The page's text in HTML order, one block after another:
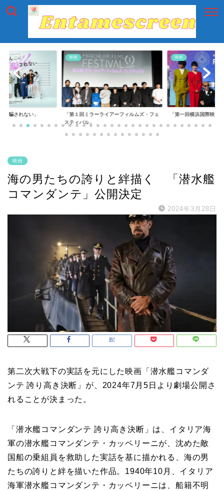
は騙されない」
映画
「第１回ミラーライアーフィルムズ・フェ
スティバル」
映画
「第一回横浜国際映画
映画
海の男たちの誇りと絆描く 「潜水艦
コマンダンテ」公開決定
2024年3月28日
第二次大戦下の実話を元にした映画「潜水艦コマンダ
ンテ 誇り高き決断」が、2024年7月5日より劇場公開さ
れることが決まった。
「潜水艦コマンダンテ 誇り高き決断」は、イタリア海
軍の潜水艦コマンダンテ・カッペリーニが、沈めた敵
国船の乗組員を救助した実話を基に描かれる、海の男
たちの誇りと絆を描いた作品。1940年10月、イタリア
海軍潜水艦コマンダンテ・カッペリーニは、船籍不明